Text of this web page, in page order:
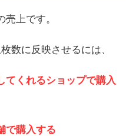
上です。
数に反映させるには、
てくれるショップで購入
で購入する